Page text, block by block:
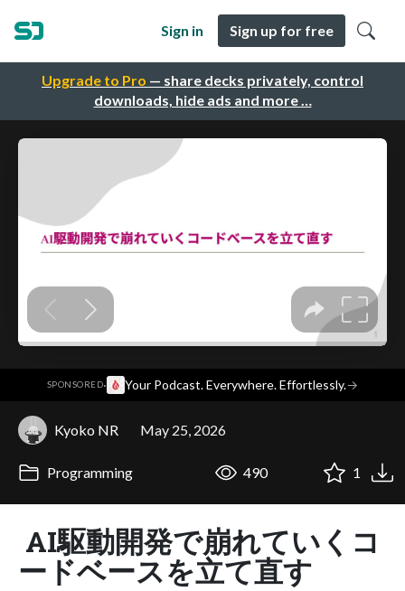
Upgrade to Pro — share decks privately, control
downloads, hide ads and more …
Sign in Sign up for free
SPONSORED· Your Podcast. Everywhere. Effortlessly.→
Kyoko NR May 25, 2026
Programming 490 1
AI駆動開発で崩れていくコ
ードベースを立て直す